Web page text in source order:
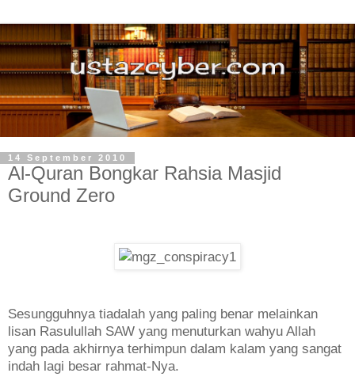
14 September 2010
Al-Quran Bongkar Rahsia Masjid
Ground Zero
Sesungguhnya tiadalah yang paling benar melainkan
lisan Rasulullah SAW yang menuturkan wahyu Allah
yang pada akhirnya terhimpun dalam kalam yang sangat
indah lagi besar rahmat-Nya.